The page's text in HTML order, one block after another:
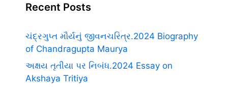
Recent Posts
ચંદ્રગુપ્ત મૌર્યનું જીવનચરિત્ર.2024 Biography
of Chandragupta Maurya
અક્ષય તૃતીયા પર નિબંધ.2024 Essay on
Akshaya Tritiya